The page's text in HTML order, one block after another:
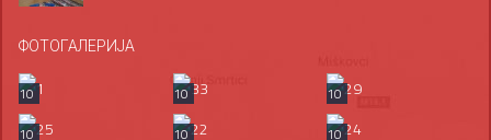
ФОТОГАЛЕРИЈА
10 10
10
10
10 10